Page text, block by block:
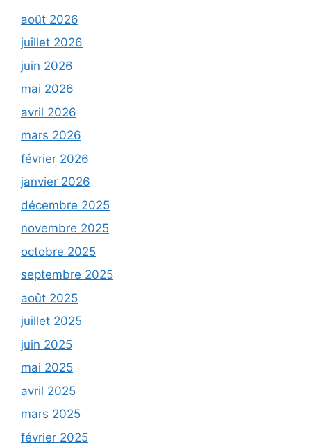
août 2026
juillet 2026
juin 2026
mai 2026
avril 2026
mars 2026
février 2026
janvier 2026
décembre 2025
novembre 2025
octobre 2025
septembre 2025
août 2025
juillet 2025
juin 2025
mai 2025
avril 2025
mars 2025
février 2025